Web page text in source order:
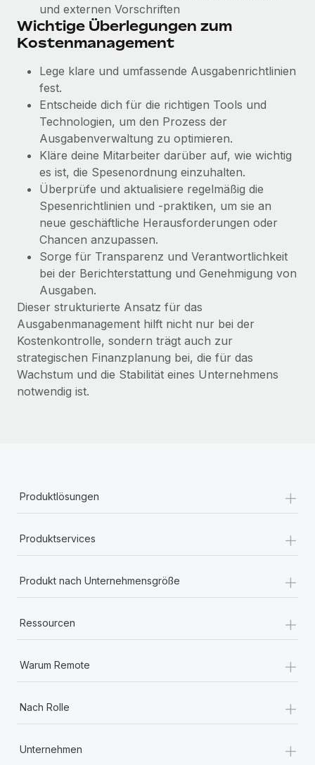
Mehr erfahren
mit Remote verwaltet
Phiture ist der unumstrittene Marktführer im Bereich der
Wachstumsberatung für mobile Apps. Das...
Mehr erfahren
und externen Vorschriften
Wichtige Überlegungen zum
Kostenmanagement
Lege klare und umfassende Ausgabenrichtlinien
fest.
Entscheide dich für die richtigen Tools und
Technologien, um den Prozess der
Ausgabenverwaltung zu optimieren.
Kläre deine Mitarbeiter darüber auf, wie wichtig
es ist, die Spesenordnung einzuhalten.
Überprüfe und aktualisiere regelmäßig die
Spesenrichtlinien und -praktiken, um sie an
neue geschäftliche Herausforderungen oder
Chancen anzupassen.
Sorge für Transparenz und Verantwortlichkeit
bei der Berichterstattung und Genehmigung von
Ausgaben.
Dieser strukturierte Ansatz für das
Ausgabenmanagement hilft nicht nur bei der
Kostenkontrolle, sondern trägt auch zur
strategischen Finanzplanung bei, die für das
Wachstum und die Stabilität eines Unternehmens
notwendig ist.
Produktlösungen +
Produktservices +
Produkt nach Unternehmensgröße +
Ressourcen +
Warum Remote +
Nach Rolle +
Unternehmen +